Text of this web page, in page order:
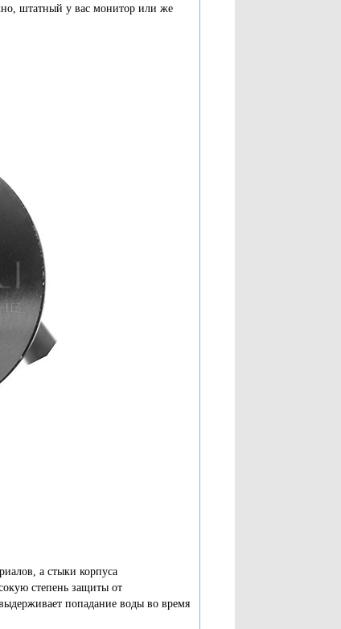
штатный у вас монитор или же
а стыки корпуса
степень защиты от
попадание воды во время